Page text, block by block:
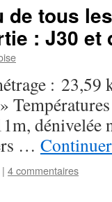
de tous
: J30
: 23,59
dénivelée
…
| 4 commentaires